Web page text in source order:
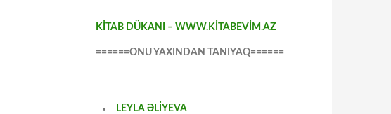
KİTAB DÜKANI – WWW.KİTABEVİM.AZ
======ONU YAXINDAN TANIYAQ======
LEYLA ƏLİYEVA